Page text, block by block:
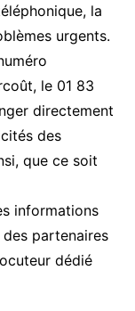
la
urgents.
le 01 83
directement
des
que ce soit
informations
partenaires
dédié